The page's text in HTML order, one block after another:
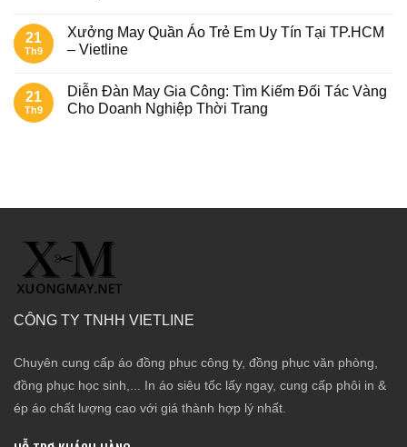
21
Th9
Xưởng May Quần Áo Trẻ Em Uy Tín Tại TP.HCM
– Vietline
21
Th9
Diễn Đàn May Gia Công: Tìm Kiếm Đối Tác Vàng
Cho Doanh Nghiệp Thời Trang
CÔNG TY TNHH VIETLINE
Chuyên cung cấp áo đồng phục công ty, đồng phục văn phòng,
đồng phục học sinh,... In áo siêu tốc lấy ngay, cung cấp phôi in &
ép áo chất lượng cao với giá thành hợp lý nhất.